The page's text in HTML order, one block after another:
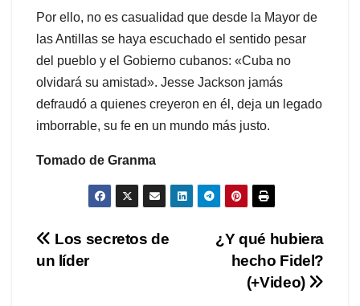
Por ello, no es casualidad que desde la Mayor de
las Antillas se haya escuchado el sentido pesar
del pueblo y el Gobierno cubanos: «Cuba no
olvidará su amistad». Jesse Jackson jamás
defraudó a quienes creyeron en él, deja un legado
imborrable, su fe en un mundo más justo.
Tomado de Granma
Navegación
¿Y qué hubiera
hecho Fidel?
(+Video)
Los secretos de
un líder